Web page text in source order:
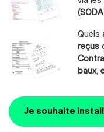
Quels
reçus
baux,
Je souhaite